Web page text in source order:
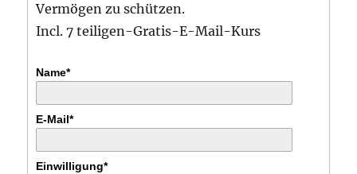
Vermögen zu schützen.
Incl. 7 teiligen-Gratis-E-Mail-Kurs
Name*
E-Mail*
Einwilligung*